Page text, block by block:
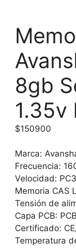
8gb
1.35v
$150900
Marca:
Frecuencia:
Velocidad:
Memoria CAS
Tensión de
Capa PCB:
Certificado:
Temperatura